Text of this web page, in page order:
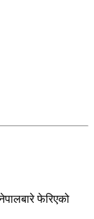
फेरिएको